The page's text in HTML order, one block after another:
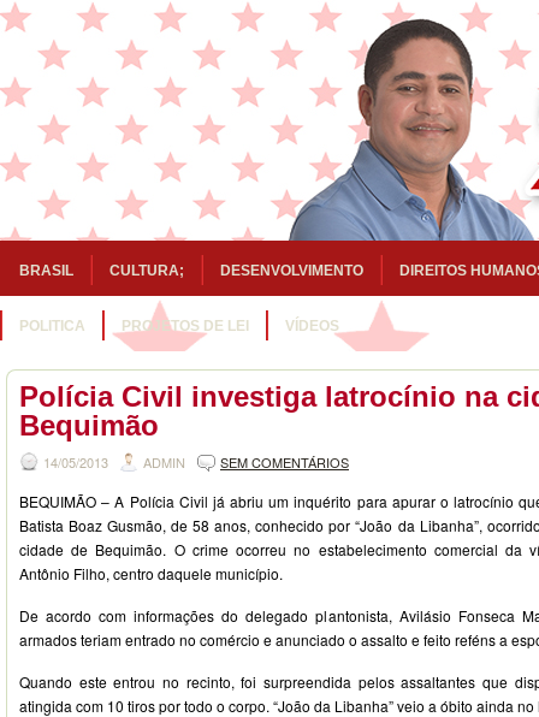
BRASIL CULTURA; DESENVOLVIMENTO DIREITOS
POLITICA PROJETOS DE LEI VÍDEOS
Polícia Civil investiga latrocínio na
Bequimão
14/05/2013 ADMIN SEM COMENTÁRIOS
BEQUIMÃO – A Polícia Civil já abriu um inquérito para apurar o latrocínio
Batista Boaz Gusmão, de 58 anos, conhecido por “João da Libanha”,
cidade de Bequimão. O crime ocorreu no estabelecimento comercial da
Antônio Filho, centro daquele município.
De acordo com informações do delegado plantonista, Avilásio Fonseca
armados teriam entrado no comércio e anunciado o assalto e feito reféns a
Quando este entrou no recinto, foi surpreendida pelos assaltantes que
atingida com 10 tiros por todo o corpo. “João da Libanha” veio a óbito ainda no